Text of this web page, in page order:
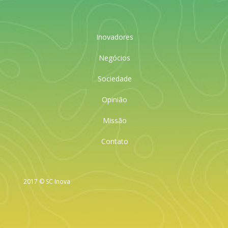
Inovadores
Negócios
Sociedade
Opinião
Missão
Contato
2017 © SC Inova